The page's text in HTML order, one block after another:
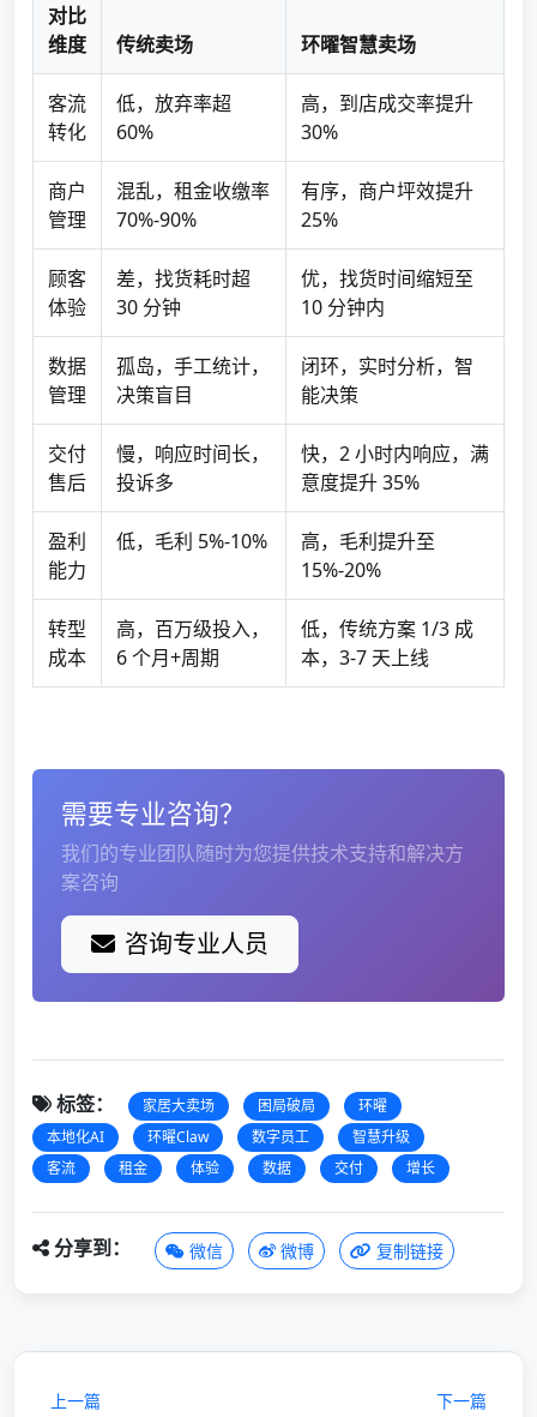
对比
维度
传统卖场 环曜智慧卖场
客流
转化
低，放弃率超
60%
高，到店成交率提升
30%
商户
管理
混乱，租金收缴率
70%-90%
有序，商户坪效提升
25%
顾客
体验
差，找货耗时超
30 分钟
优，找货时间缩短至
10 分钟内
数据
管理
孤岛，手工统计，
决策盲目
闭环，实时分析，智
能决策
交付
售后
慢，响应时间长，
投诉多
快，2 小时内响应，满
意度提升 35%
盈利
能力
低，毛利 5%-10%
高，毛利提升至
15%-20%
转型
成本
高，百万级投入，
6 个月+周期
低，传统方案 1/3 成
本，3-7 天上线
需要专业咨询？
我们的专业团队随时为您提供技术支持和解决方
案咨询
咨询专业人员
标签： 家居大卖场 困局破局
环曜
本地化AI
环曜Claw 数字员工
智慧升级
客流
租金 体验 数据 交付 增长
分享到： 微信 微博 复制链接
上一篇 下一篇